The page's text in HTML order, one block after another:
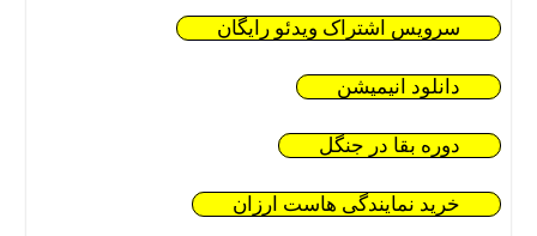
سرویس اشتراک ویدئو رایگان
دانلود انیمیشن
دوره بقا در جنگل
خرید نمایندگی هاست ارزان